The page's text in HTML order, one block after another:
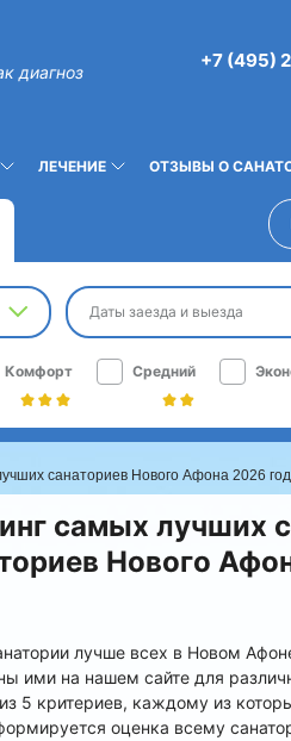
диагноз
+7 (495)
ЛЕЧЕНИЕ ОТЗЫВЫ О
Даты заезда и выезда
Комфорт Средний
санаториев Нового Афона 2026
самых лучших
Нового
лучше всех в Новом
ими на нашем сайте для
5 критериев, каждому из
оценка всему